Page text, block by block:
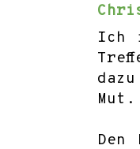
Ich
Mut.